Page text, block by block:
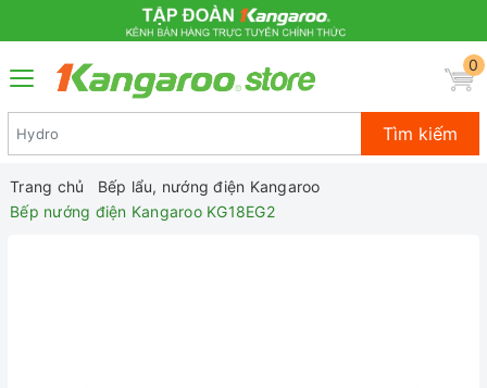
0
Tìm kiếm
Trang chủ
Bếp lẩu, nướng điện Kangaroo
Bếp nướng điện Kangaroo KG18EG2